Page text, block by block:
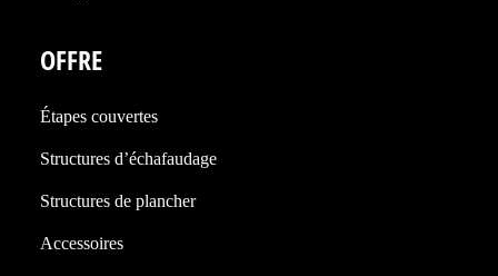
OFFRE
Étapes couvertes
Structures d’échafaudage
Structures de plancher
Accessoires